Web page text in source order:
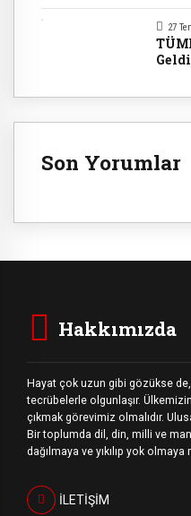
27
Son Yorumlar
Hakkımızda
Hayat çok uzun gibi gözükse de,
tecrübelerle olgunlaşır.
çıkmak görevimiz olmalıdır.
Bir toplumda dil, din, milli ve
dağılmaya ve yıkılıp yok olmaya
İLETİŞİM